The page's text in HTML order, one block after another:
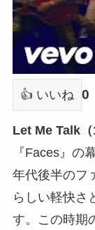
👍 いいね 0
Let Me Talk（
『Faces』の
年代後半のフ
らしい軽快さ
す。この時期